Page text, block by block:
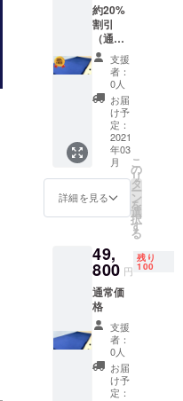
約20%
割引
（通常
価格
49,800
円）
支援
者：
0人
お届
け予
定：
2021
年03
月
詳細を見る
こ
の
リ
タ
ー
ン
を
選
択
す
る
49,
800 円
残り
100
通常価
格
支援
者：
0人
お届
け予
定：